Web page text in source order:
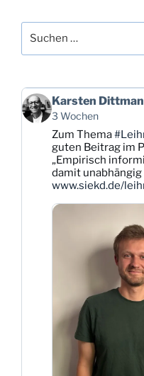
nach:
Beitrag
von
Karsten
Dittmann
Bluesky
ansehen
Karsten
3 Wochen
Zum Thema
guten Beitrag im
„Empirisch
damit
www.siekd.de/